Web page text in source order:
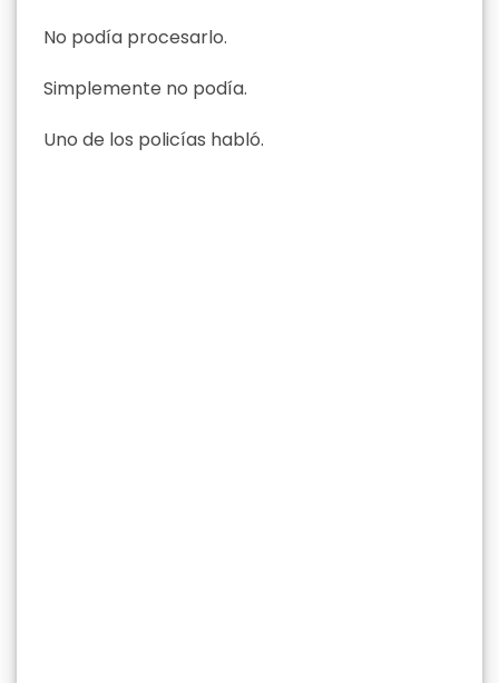
No podía procesarlo.
Simplemente no podía.
Uno de los policías habló.